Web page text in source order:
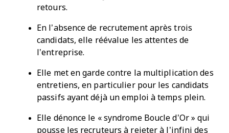
retours.
En l’absence de recrutement après trois
candidats, elle réévalue les attentes de
l’entreprise.
Elle met en garde contre la multiplication des
entretiens, en particulier pour les candidats
passifs ayant déjà un emploi à temps plein.
Elle dénonce le « syndrome Boucle d’Or » qui
pousse les recruteurs à rejeter à l’infini des